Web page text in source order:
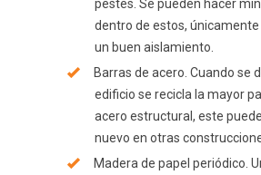
pestes. Se pueden hacer
dentro de estos,
un buen aislamiento.
Barras de acero. Cuando se
edificio se recicla la mayor
acero estructural, este
nuevo en otras
Madera de papel periódico.